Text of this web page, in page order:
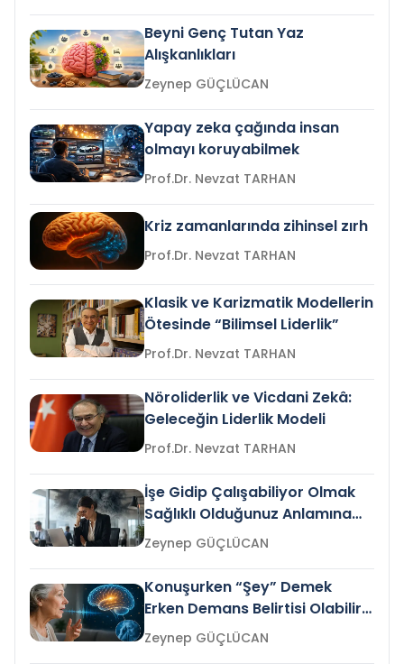
Beyni Genç Tutan Yaz
Alışkanlıkları
Zeynep GÜÇLÜCAN
Yapay zeka çağında insan
olmayı koruyabilmek
Prof.Dr. Nevzat TARHAN
Kriz zamanlarında zihinsel zırh
Prof.Dr. Nevzat TARHAN
Klasik ve Karizmatik Modellerin
Ötesinde “Bilimsel Liderlik”
Prof.Dr. Nevzat TARHAN
Nöroliderlik ve Vicdani Zekâ:
Geleceğin Liderlik Modeli
Prof.Dr. Nevzat TARHAN
İşe Gidip Çalışabiliyor Olmak
Sağlıklı Olduğunuz Anlamına
Gelir mi?Zeynep GÜÇLÜCAN
Konuşurken “Şey” Demek
Erken Demans Belirtisi Olabilir
mi?
Zeynep GÜÇLÜCAN